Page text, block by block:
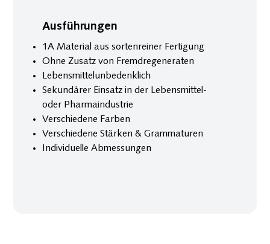
Ausführungen
1A Material aus sortenreiner Fertigung
Ohne Zusatz von Fremdregeneraten
Lebensmittelunbedenklich
Sekundärer Einsatz in der Lebensmittel-
oder Pharmaindustrie
Verschiedene Farben
Verschiedene Stärken & Grammaturen
Individuelle Abmessungen